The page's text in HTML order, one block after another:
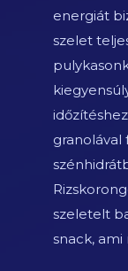
energiát
szelet
granolával
szeletelt
snack,